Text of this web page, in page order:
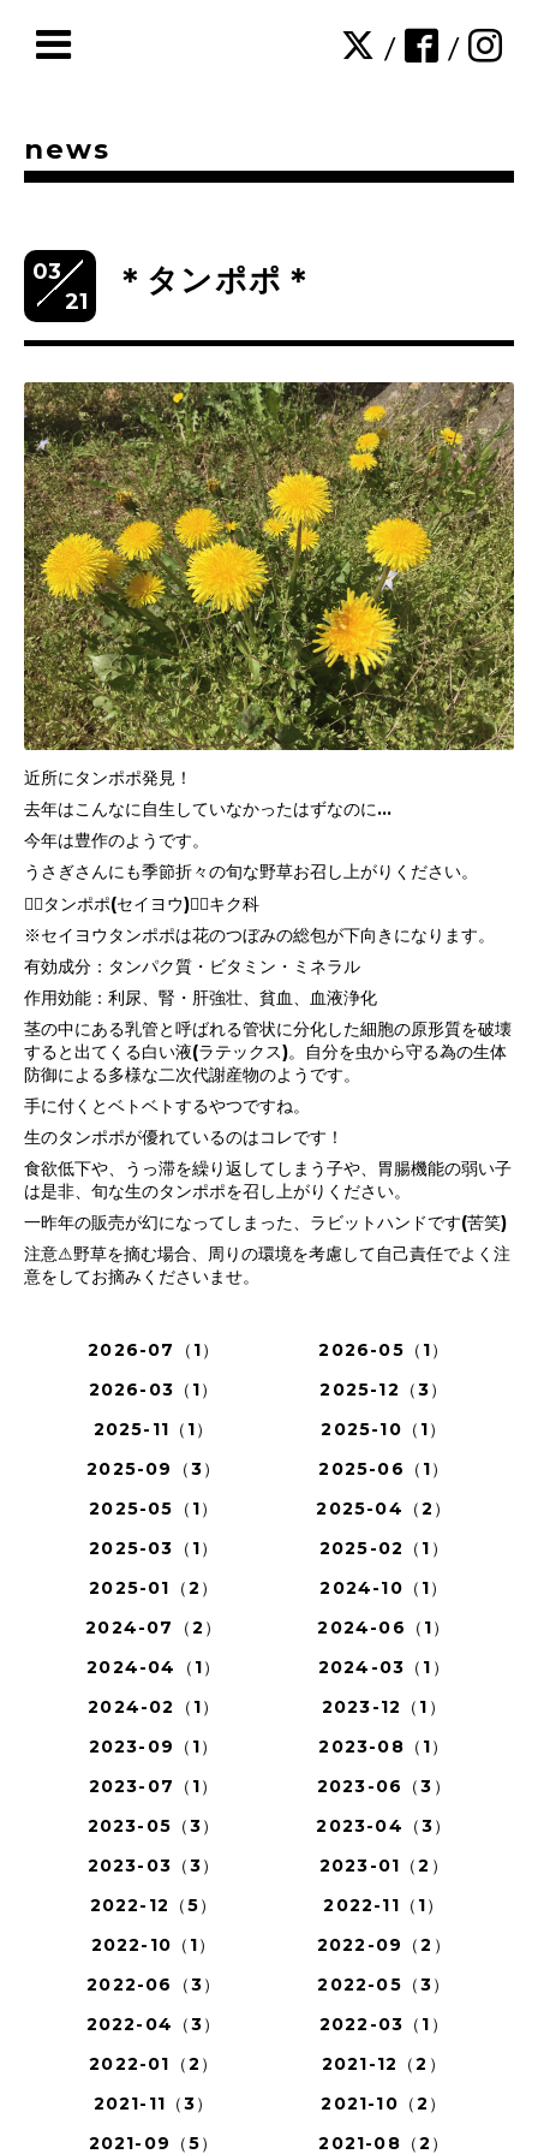
/ /
news
03
21
＊タンポポ＊
近所にタンポポ発見！
去年はこんなに自生していなかったはずなのに...
今年は豊作のようです。
うさぎさんにも季節折々の旬な野草お召し上がりください。
❁⃘タンポポ(セイヨウ)❁⃘キク科
※セイヨウタンポポは花のつぼみの総包が下向きになります。
有効成分：タンパク質・ビタミン・ミネラル
作用効能：利尿、腎・肝強壮、貧血、血液浄化
茎の中にある乳管と呼ばれる管状に分化した細胞の原形質を破壊
すると出てくる白い液(ラテックス)。自分を虫から守る為の生体
防御による多様な二次代謝産物のようです。
手に付くとベトベトするやつですね。
生のタンポポが優れているのはコレです！
食欲低下や、うっ滞を繰り返してしまう子や、胃腸機能の弱い子
は是非、旬な生のタンポポを召し上がりください。
一昨年の販売が幻になってしまった、ラビットハンドです(苦笑)
注意⚠野草を摘む場合、周りの環境を考慮して自己責任でよく注
意をしてお摘みくださいませ。
2026-07（1）
2026-05（1）
2026-03（1）
2025-12（3）
2025-11（1）
2025-10（1）
2025-09（3）
2025-06（1）
2025-05（1）
2025-04（2）
2025-03（1）
2025-02（1）
2025-01（2）
2024-10（1）
2024-07（2）
2024-06（1）
2024-04（1）
2024-03（1）
2024-02（1）
2023-12（1）
2023-09（1）
2023-08（1）
2023-07（1）
2023-06（3）
2023-05（3）
2023-04（3）
2023-03（3）
2023-01（2）
2022-12（5）
2022-11（1）
2022-10（1）
2022-09（2）
2022-06（3）
2022-05（3）
2022-04（3）
2022-03（1）
2022-01（2）
2021-12（2）
2021-11（3）
2021-10（2）
2021-09（5）
2021-08（2）